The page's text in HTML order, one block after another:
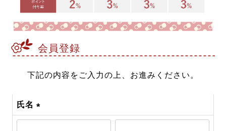
会員登録
下記の内容をご入力の上、お進みください。
氏名
(必